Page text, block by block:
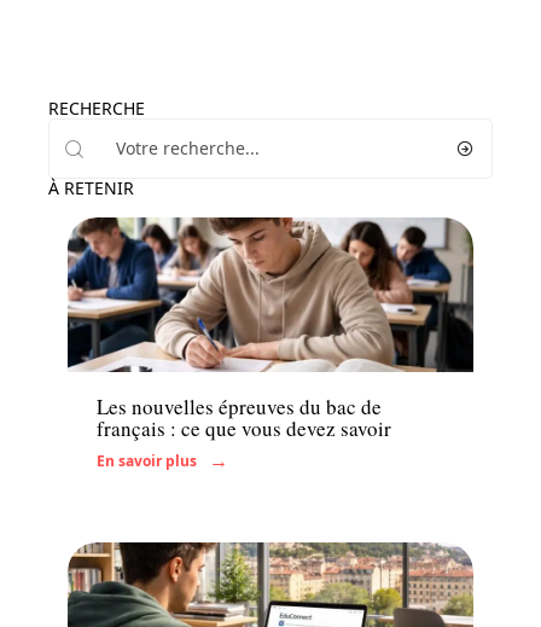
RECHERCHE
À RETENIR
Enfant
Les nouvelles épreuves du bac de
français : ce que vous devez savoir
En savoir plus